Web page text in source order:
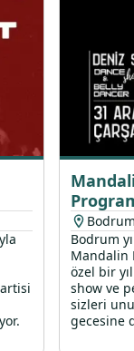
Bodrum
Mandalin
özel bir
show ve
sizleri
gecesine